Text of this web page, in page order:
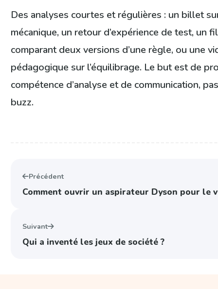
Des analyses courtes et régulières : un billet
mécanique, un retour d’expérience de test, un
comparant deux versions d’une règle, ou une
pédagogique sur l’équilibrage. Le but est de
compétence d’analyse et de communication,
buzz.
Précédent
Comment ouvrir un aspirateur Dyson pour le
Suivant
Qui a inventé les jeux de société ?